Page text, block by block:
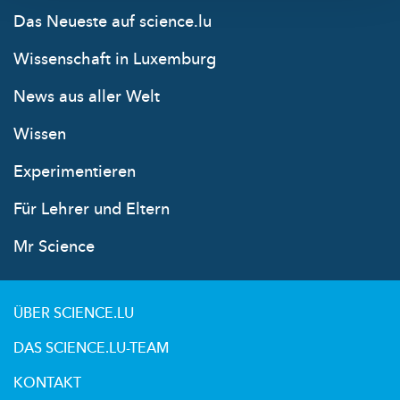
Das Neueste auf science.lu
Wissenschaft in Luxemburg
News aus aller Welt
Wissen
Experimentieren
Für Lehrer und Eltern
Mr Science
ÜBER SCIENCE.LU
DAS SCIENCE.LU-TEAM
KONTAKT